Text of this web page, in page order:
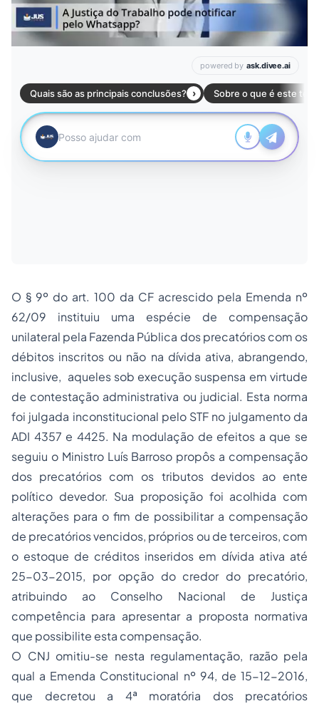
O § 9º do art. 100 da CF acrescido pela Emenda nº
62/09 instituiu uma espécie de compensação
unilateral pela Fazenda Pública dos precatórios com os
débitos inscritos ou não na dívida ativa, abrangendo,
inclusive, aqueles sob execução suspensa em virtude
de contestação administrativa ou judicial. Esta norma
foi julgada inconstitucional pelo STF no julgamento da
ADI 4357 e 4425. Na modulação de efeitos a que se
seguiu o Ministro Luís Barroso propôs a compensação
dos precatórios com os tributos devidos ao ente
político devedor. Sua proposição foi acolhida com
alterações para o fim de possibilitar a compensação
de precatórios vencidos, próprios ou de terceiros, com
o estoque de créditos inseridos em dívida ativa até
25-03-2015, por opção do credor do precatório,
atribuindo ao Conselho Nacional de Justiça
competência para apresentar a proposta normativa
que possibilite esta compensação.
O CNJ omitiu-se nesta regulamentação, razão pela
qual a Emenda Constitucional nº 94, de 15-12-2016,
que decretou a 4ª moratória dos precatórios